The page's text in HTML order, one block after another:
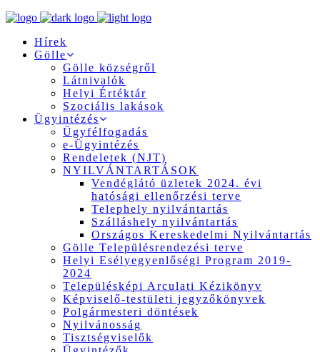
Hírek
Gölle
Gölle községről
Látnivalók
Helyi Értéktár
Szociális lakások
Ügyintézés
Ügyfélfogadás
e-Ügyintézés
Rendeletek (NJT)
NYILVÁNTARTÁSOK
Vendéglátó üzletek 2024. évi
hatósági ellenőrzési terve
Telephely nyilvántartás
Szálláshely nyilvántartás
Országos Kereskedelmi Nyilvántartás
Gölle Településrendezési terve
Helyi Esélyegyenlőségi Program 2019-
2024
Településképi Arculati Kézikönyv
Képviselő-testületi jegyzőkönyvek
Polgármesteri döntések
Nyilvánosság
Tisztségviselők